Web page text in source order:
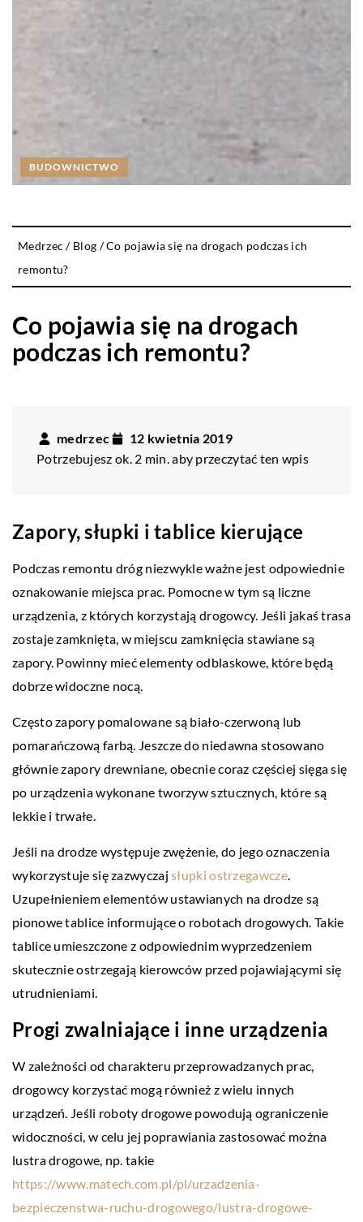
BUDOWNICTWO
Medrzec / Blog /Co pojawia się na drogach podczas ich
remontu?
Co pojawia się na drogach
podczas ich remontu?
medrzec
12 kwietnia 2019
Potrzebujesz ok. 2 min. aby przeczytać ten wpis
Zapory, słupki i tablice kierujące
Podczas remontu dróg niezwykle ważne jest odpowiednie
oznakowanie miejsca prac. Pomocne w tym są liczne
urządzenia, z których korzystają drogowcy. Jeśli jakaś trasa
zostaje zamknięta, w miejscu zamknięcia stawiane są
zapory. Powinny mieć elementy odblaskowe, które będą
dobrze widoczne nocą.
Często zapory pomalowane są biało-czerwoną lub
pomarańczową farbą. Jeszcze do niedawna stosowano
głównie zapory drewniane, obecnie coraz częściej sięga się
po urządzenia wykonane tworzyw sztucznych, które są
lekkie i trwałe.
Jeśli na drodze występuje zwężenie, do jego oznaczenia
wykorzystuje się zazwyczajsłupki ostrzegawcze.
Uzupełnieniem elementów ustawianych na drodze są
pionowe tablice informujące o robotach drogowych. Takie
tablice umieszczone z odpowiednim wyprzedzeniem
skutecznie ostrzegają kierowców przed pojawiającymi się
utrudnieniami.
Progi zwalniające i inne urządzenia
W zależności od charakteru przeprowadzanych prac,
drogowcy korzystać mogą również z wielu innych
urządzeń. Jeśli roboty drogowe powodują ograniczenie
widoczności, w celu jej poprawiania zastosować można
lustra drogowe, np. takie
https://www.matech.com.pl/pl/urzadzenia-
bezpieczenstwa-ruchu-drogowego/lustra-drogowe-